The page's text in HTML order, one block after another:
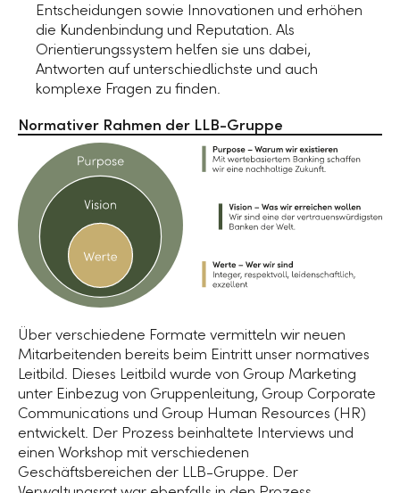
Entscheidungen sowie Innovationen und erhöhen
die Kundenbindung und Reputation. Als
Orientierungssystem helfen sie uns dabei,
Antworten auf unterschiedlichste und auch
komplexe Fragen zu finden.
Normativer Rahmen der LLB-Gruppe
Über verschiedene Formate vermitteln wir neuen
Mitarbeitenden bereits beim Eintritt unser normatives
Leitbild. Dieses Leitbild wurde von Group Marketing
unter Einbezug von Gruppenleitung, Group Corporate
Communications und Group Human Resources (HR)
entwickelt. Der Prozess beinhaltete Interviews und
einen Workshop mit verschiedenen
Geschäftsbereichen der LLB-Gruppe. Der